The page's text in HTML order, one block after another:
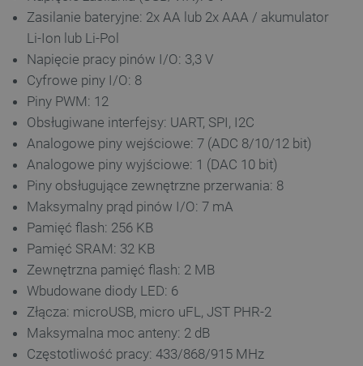
Zasilanie bateryjne: 2x AA lub 2x AAA / akumulator
Li-Ion lub Li-Pol
Napięcie pracy pinów I/O: 3,3 V
Cyfrowe piny I/O: 8
Piny PWM: 12
Obsługiwane interfejsy: UART, SPI, I2C
Analogowe piny wejściowe: 7 (ADC 8/10/12 bit)
Analogowe piny wyjściowe: 1 (DAC 10 bit)
Piny obsługujące zewnętrzne przerwania: 8
Maksymalny prąd pinów I/O: 7 mA
Pamięć flash: 256 KB
Pamięć SRAM: 32 KB
Zewnętrzna pamięć flash: 2 MB
Wbudowane diody LED: 6
Złącza: microUSB, micro uFL, JST PHR-2
Maksymalna moc anteny: 2 dB
Częstotliwość pracy: 433/868/915 MHz
VISITOR_PRIVACY_METADATA
Polityce prywatności Google